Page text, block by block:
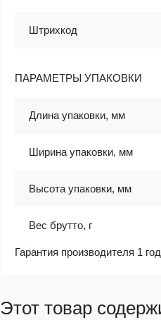
Штрихкод
ПАРАМЕТРЫ УПАКОВКИ
Длина упаковки, мм
Ширина упаковки, мм
Высота упаковки, мм
Вес брутто, г
Гарантия производителя 1 год
Этот товар